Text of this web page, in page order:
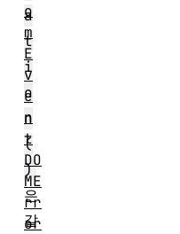
a
t
i
o
n
(
)
은
같
o
m
E
v
e
n
t
DO
ME
rr
or